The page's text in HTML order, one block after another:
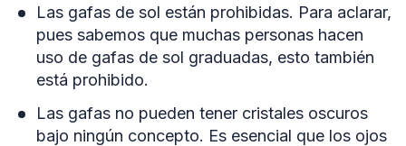
Las gafas de sol están prohibidas. Para aclarar,
pues sabemos que muchas personas hacen
uso de gafas de sol graduadas, esto también
está prohibido.
Las gafas no pueden tener cristales oscuros
bajo ningún concepto. Es esencial que los ojos